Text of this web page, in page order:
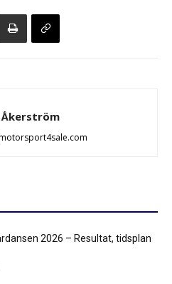
Åkerström
2026 – Resultat, tidsplan